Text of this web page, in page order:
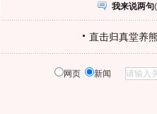
我来说两句(
直击归真堂养
网页 新闻